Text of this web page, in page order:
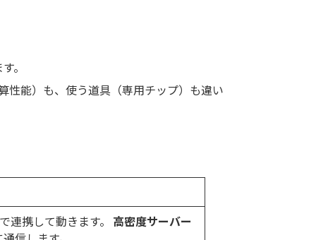
。
性能）も、使う道具（専用チップ）も違い
連携して動きます。 高密度サーバー